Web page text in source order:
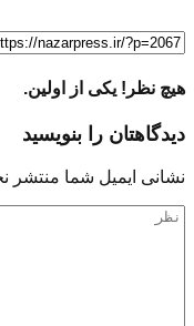
هیچ نظر! یکی از اولین.
دیدگاهتان را بنویسید
نشانی ایمیل شما منتشر